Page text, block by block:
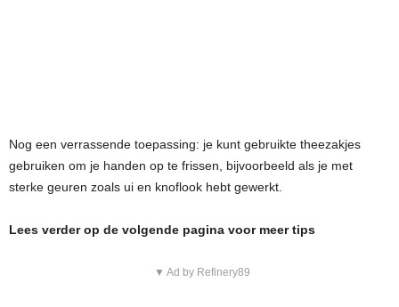
Nog een verrassende toepassing: je kunt gebruikte theezakjes
gebruiken om je handen op te frissen, bijvoorbeeld als je met
sterke geuren zoals ui en knoflook hebt gewerkt.
Lees verder op de volgende pagina voor meer tips
▼ Ad by Refinery89